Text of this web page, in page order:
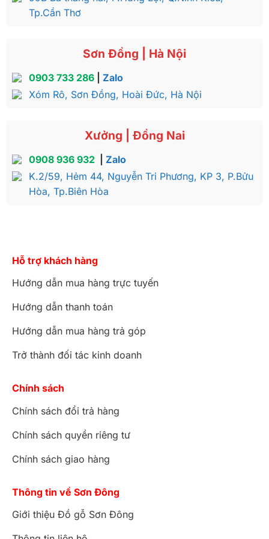
Tp.Cần Thơ
Sơn Đồng | Hà Nội
0903 733 286| Zalo
Xóm Rô, Sơn Đồng, Hoài Đức, Hà Nội
Xưởng | Đồng Nai
0908 936 932
Zalo
K.2/59, Hẻm 44, Nguyễn Tri Phương, KP 3, P.Bửu
Hòa, Tp.Biên Hòa
Hỗ trợ khách hàng
Hướng dẫn mua hàng trực tuyến
Hướng dẫn thanh toán
Hướng dẫn mua hàng trả góp
Trở thành đối tác kinh doanh
Chính sách
Chính sách đổi trả hàng
Chính sách quyền riêng tư
Chính sách giao hàng
Thông tin về Sơn Đông
Giới thiệu Đồ gỗ Sơn Đông